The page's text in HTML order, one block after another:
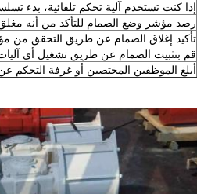
إذا كنت تستخدم آلية تحكم تلقائية، بدء
رصد مؤشر وضع الصمام للتأكد من أنه مغلق
تأكيد إغلاق الصمام عن طريق التحقق من
قم بتثبيت الصمام عن طريق تشغيل أي
أبلغ الموظفين المختصين أو غرفة التحكم